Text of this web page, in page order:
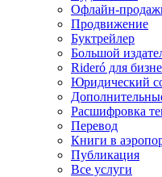
Офлайн-
Продвижение
Буктрейлер
Большой
Rideró для
Юридический
Расшифровка
Перевод
Книги в
Публикация
Все услуги